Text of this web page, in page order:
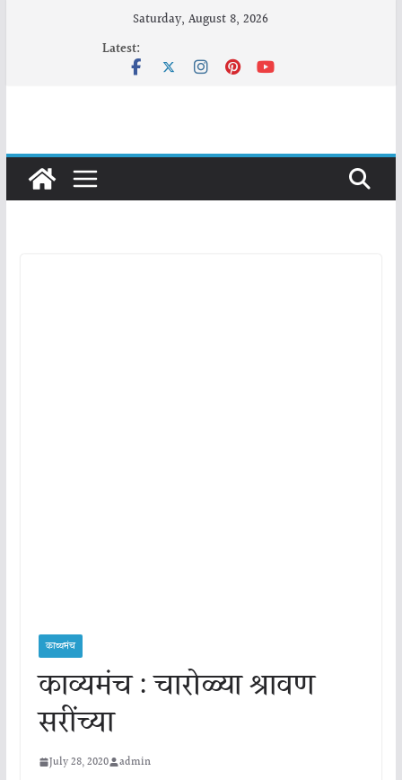
Saturday, August 8, 2026
Latest:
काव्यमंच
काव्यमंच : चारोळ्या श्रावण
सरींच्या
July 28, 2020 admin